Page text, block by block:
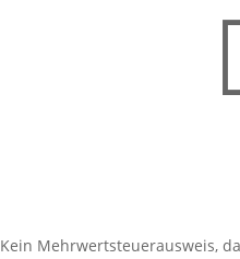
Kein Mehrwertsteuerausweis,